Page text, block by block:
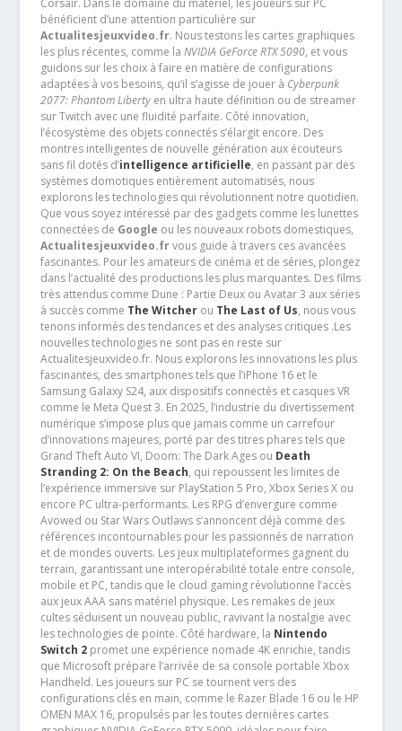
Corsair. Dans le domaine du matériel, les joueurs sur PC
bénéficient d’une attention particulière sur
Actualitesjeuxvideo.fr. Nous testons les cartes graphiques
les plus récentes, comme la NVIDIA GeForce RTX 5090, et vous
guidons sur les choix à faire en matière de configurations
adaptées à vos besoins, qu’il s’agisse de jouer à Cyberpunk
2077: Phantom Libertyen ultra haute définition ou de streamer
sur Twitch avec une fluidité parfaite. Côté innovation,
l’écosystème des objets connectés s’élargit encore. Des
montres intelligentes de nouvelle génération aux écouteurs
sans fil dotés d’intelligence artificielle, en passant par des
systèmes domotiques entièrement automatisés, nous
explorons les technologies qui révolutionnent notre quotidien.
Que vous soyez intéressé par des gadgets comme les lunettes
connectées de Google ou les nouveaux robots domestiques,
Actualitesjeuxvideo.frvous guide à travers ces avancées
fascinantes. Pour les amateurs de cinéma et de séries, plongez
dans l’actualité des productions les plus marquantes. Des films
très attendus comme Dune : Partie Deux ou Avatar 3 aux séries
à succès comme The Witcherou The Last of Us, nous vous
tenons informés des tendances et des analyses critiques .Les
nouvelles technologies ne sont pas en reste sur
Actualitesjeuxvideo.fr. Nous explorons les innovations les plus
fascinantes, des smartphones tels que l’iPhone 16 et le
Samsung Galaxy S24, aux dispositifs connectés et casques VR
comme le Meta Quest 3. En 2025, l’industrie du divertissement
numérique s’impose plus que jamais comme un carrefour
d’innovations majeures, porté par des titres phares tels que
Grand Theft Auto VI, Doom: The Dark Ages ou Death
Stranding 2: On the Beach, qui repoussent les limites de
l’expérience immersive sur PlayStation 5 Pro, Xbox Series X ou
encore PC ultra-performants. Les RPG d’envergure comme
Avowed ou Star Wars Outlaws s’annoncent déjà comme des
références incontournables pour les passionnés de narration
et de mondes ouverts. Les jeux multiplateformes gagnent du
terrain, garantissant une interopérabilité totale entre console,
mobile et PC, tandis que le cloud gaming révolutionne l’accès
aux jeux AAA sans matériel physique. Les remakes de jeux
cultes séduisent un nouveau public, ravivant la nostalgie avec
les technologies de pointe. Côté hardware, la Nintendo
Switch 2promet une expérience nomade 4K enrichie, tandis
que Microsoft prépare l’arrivée de sa console portable Xbox
Handheld. Les joueurs sur PC se tournent vers des
configurations clés en main, comme le Razer Blade 16 ou le HP
OMEN MAX 16, propulsés par les toutes dernières cartes